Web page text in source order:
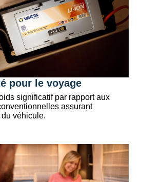
pour le voyage
significatif par rapport aux
assurant
du véhicule.